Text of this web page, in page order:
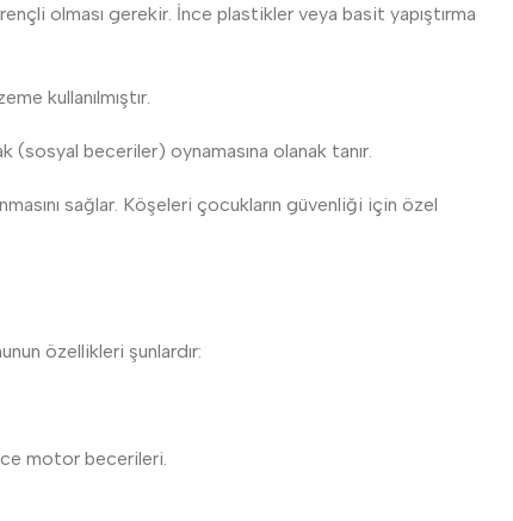
olması gerekir. İnce plastikler veya basit yapıştırma
kullanılmıştır.
(sosyal beceriler) oynamasına olanak tanır.
sağlar. Köşeleri çocukların güvenliği için özel
özellikleri şunlardır:
motor becerileri.